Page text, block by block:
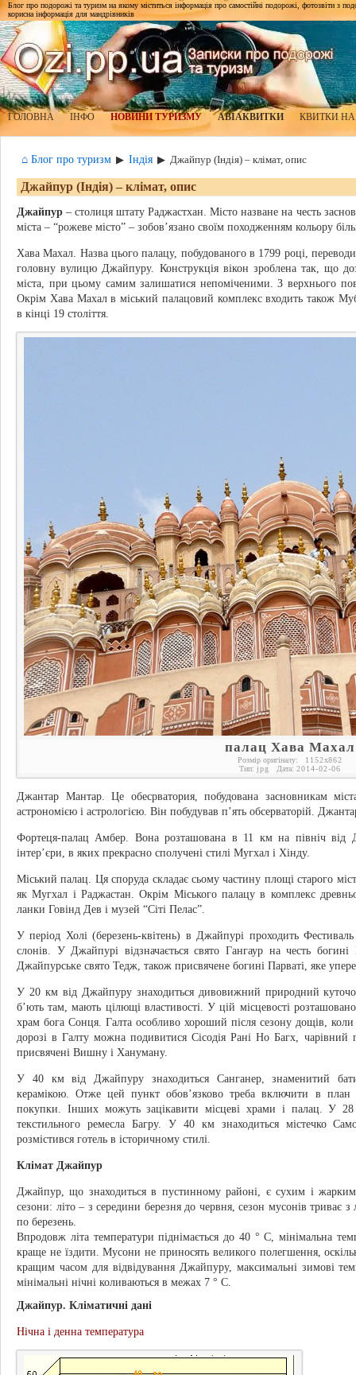
Блог про подорожі та туризм на якому міститься інформація про самостійні подорожі, фотозвіти з
корисна інформація для мандрівників
ГОЛОВНА ІНФО НОВИНИ ТУРИЗМУ АВІАКВИТКИ КВИТКИ
⌂ Блог про туризм ▶ Індія ▶ Джайпур (Індія) – клімат, опис
Джайпур (Індія) – клімат, опис
Джайпур – столиця штату Раджастхан. Місто назване на честь
міста – “рожеве місто” – зобов’язано своїм походженням кольору
Хава Махал. Назва цього палацу, побудованого в 1799 році,
головну вулицю Джайпуру. Конструкція вікон зроблена так, що
міста, при цьому самим залишатися непоміченими. З верхнього
Окрім Хава Махал в міський палацовий комплекс входить також
в кінці 19 століття.
палац Хава Махал
Розмір оригіналу: 1152x862
Тип: jpg Дата: 2014-02-06
Джантар Мантар. Це обесрватория, побудована засновникам
астрономією і астрологією. Він побудував п’ять обсерваторій.
Фортеця-палац Амбер. Вона розташована в 11 км на північ від
інтер’єри, в яких прекрасно сполучені стилі Мугхал і Хінду.
Міський палац. Ця споруда складає сьому частину площі старого
як Мугхал і Раджастан. Окрім Міського палацу в комплекс
ланки Говінд Дев і музей “Сіті Пелас”.
У період Холі (березень-квітень) в Джайпурі проходить
слонів. У Джайпурі відзначається свято Гангаур на честь
Джайпурське свято Тедж, також присвячене богині Парваті, яке
У 20 км від Джайпуру знаходиться дивовижний природний
б’ють там, мають цілющі властивості. У цій місцевості
храм бога Сонця. Галта особливо хороший після сезону дощів,
дорозі в Галту можна подивитися Сісодія Рані Но Багх,
присвячені Вишну і Хануману.
У 40 км від Джайпуру знаходиться Санганер, знаменитий
керамікою. Отже цей пункт обов’язково треба включити в план
покупки. Інших можуть зацікавити місцеві храми і палац. У
текстильного ремесла Багру. У 40 км знаходиться містечко
розмістився готель в історичному стилі.
Клімат Джайпур
Джайпур, що знаходиться в пустинному районі, є сухим і
сезони: літо – з середини березня до червня, сезон мусонів триває
по березень.
Впродовж літа температури піднімається до 40 ° С, мінімальна
краще не їздити. Мусони не приносять великого полегшення,
кращим часом для відвідування Джайпуру, максимальні зимові
мінімальні нічні коливаються в межах 7 ° C.
Джайпур. Кліматичні дані
Нічна і денна температура